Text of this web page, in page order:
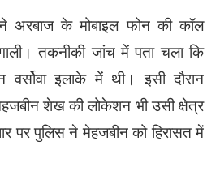
अरबाज के मोबाइल फोन की कॉल
तकनीकी जांच में पता चला कि
इलाके में थी। इसी दौरान
शेख की लोकेशन भी उसी क्षेत्र
पर पुलिस ने मेहजबीन को हिरासत में